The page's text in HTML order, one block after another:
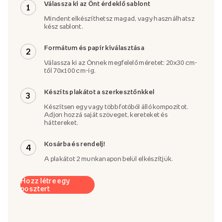
1 Válassza ki az Önt érdeklő sablont
Mindent elkészíthetsz magad, vagy használhatsz
kész sablont.
2 Formátum és papír kiválasztása
Válassza ki az Önnek megfelelő méretet: 20x30 cm-
től 70x100 cm-ig.
3 Készíts plakátot a szerkesztőnkkel
Készítsen egy vagy több fotóból álló kompozitot.
Adjon hozzá saját szöveget, kereteket és
háttereket.
4 Kosárba és rendelj!
A plakátot 2 munkanapon belül elkészítjük.
Hozz létre egy
posztert